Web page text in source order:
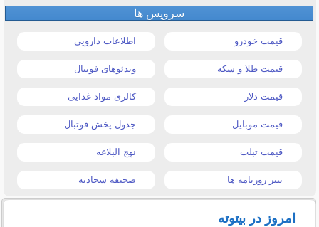
سرویس ها
قیمت خودرو اطلاعات دارویی
قیمت طلا و سکه ویدئوهای فوتبال
قیمت دلار کالری مواد غذایی
قیمت موبایل جدول پخش فوتبال
قیمت تبلت نهج البلاغه
تیتر روزنامه ها صحیفه سجادیه
امروز در بیتوته